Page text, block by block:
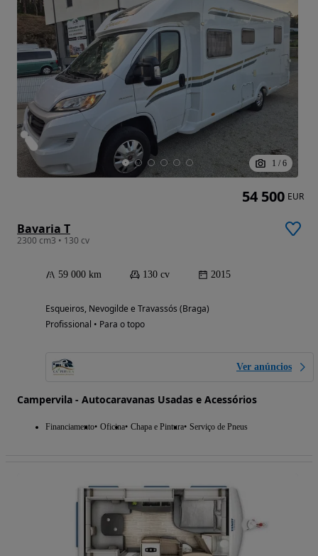
1 / 6
Bavaria T
2300 cm3 • 130 cv
59 000 km 130 cv 2015
Esqueiros, Nevogilde e Travassós (Braga)
Profissional • Para o topo
Ver anúncios
Campervila - Autocaravanas Usadas e Acessórios
Financiamento Oficina Chapa e Pintura Serviço de Pneus
54 500 EUR